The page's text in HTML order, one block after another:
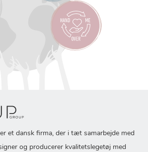
et dansk firma, der i tæt samarbejde med
og producerer kvalitetslegetøj med